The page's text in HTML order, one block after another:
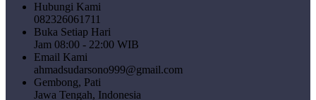
Hubungi Kami
082326061711
Buka Setiap Hari
Jam 08:00 - 22:00 WIB
Email Kami
ahmadsudarsono999@gmail.com
Gembong, Pati
Jawa Tengah, Indonesia